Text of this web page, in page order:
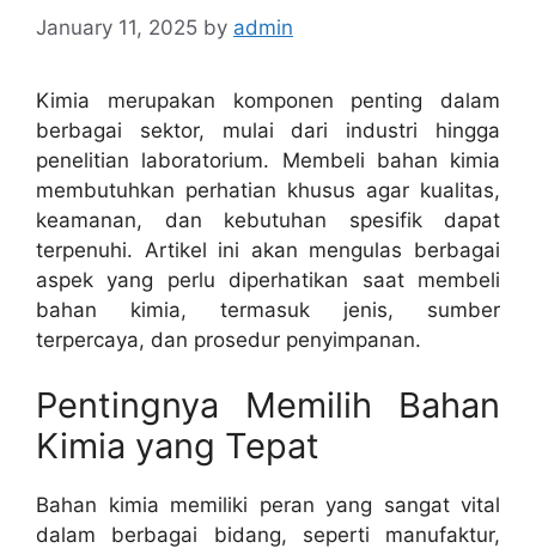
January 11, 2025 by admin
Kimia merupakan komponen penting dalam
berbagai sektor, mulai dari industri hingga
penelitian laboratorium. Membeli bahan kimia
membutuhkan perhatian khusus agar kualitas,
keamanan, dan kebutuhan spesifik dapat
terpenuhi. Artikel ini akan mengulas berbagai
aspek yang perlu diperhatikan saat membeli
bahan kimia, termasuk jenis, sumber
terpercaya, dan prosedur penyimpanan.
Pentingnya Memilih Bahan
Kimia yang Tepat
Bahan kimia memiliki peran yang sangat vital
dalam berbagai bidang, seperti manufaktur,